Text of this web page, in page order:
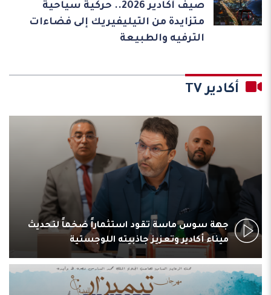
صيف أكادير 2026.. حركية سياحية
متزايدة من التيليفيريك إلى فضاءات
الترفيه والطبيعة
أكادير TV
جهة سوس ماسة تقود استثماراً ضخماً لتحديث
ميناء أكادير وتعزيز جاذبيته اللوجستية